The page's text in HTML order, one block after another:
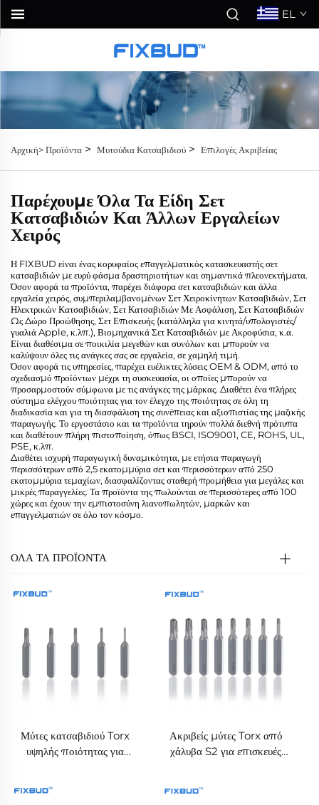
EL
Αρχική>Προϊόντα > Μυτούδια Κατσαβιδιού > Επιλογές Ακριβείας
Παρέχουμε Όλα Τα Είδη Σετ
Κατσαβιδιών Και Άλλων Εργαλείων
Χειρός
Η FIXBUD είναι ένας κορυφαίος επαγγελματικός κατασκευαστής σετ
κατσαβιδιών με ευρύ φάσμα δραστηριοτήτων και σημαντικά πλεονεκτήματα.
Όσον αφορά τα προϊόντα, παρέχει διάφορα σετ κατσαβιδιών και άλλα
εργαλεία χειρός, συμπεριλαμβανομένων Σετ Χειροκίνητων Κατσαβιδιών, Σετ
Ηλεκτρικών Κατσαβιδιών, Σετ Κατσαβιδιών Με Ασφάλιση, Σετ Κατσαβιδιών
Ως Δώρο Προώθησης, Σετ Επισκευής (κατάλληλα για κινητά/υπολογιστές/
γυαλιά Apple, κ.λπ.), Βιομηχανικά Σετ Κατσαβιδιών με Ακροφύσια, κ.α.
Είναι διαθέσιμα σε ποικιλία μεγεθών και συνόλων και μπορούν να
καλύψουν όλες τις ανάγκες σας σε εργαλεία, σε χαμηλή τιμή.
Όσον αφορά τις υπηρεσίες, παρέχει ευέλικτες λύσεις OEM & ODM, από το
σχεδιασμό προϊόντων μέχρι τη συσκευασία, οι οποίες μπορούν να
προσαρμοστούν σύμφωνα με τις ανάγκες της μάρκας. Διαθέτει ένα πλήρες
σύστημα ελέγχου ποιότητας για τον έλεγχο της ποιότητας σε όλη τη
διαδικασία και για τη διασφάλιση της συνέπειας και αξιοπιστίας της μαζικής
παραγωγής. Το εργοστάσιο και τα προϊόντα τηρούν πολλά διεθνή πρότυπα
και διαθέτουν πλήρη πιστοποίηση, όπως BSCI, ISO9001, CE, ROHS, UL,
PSE, κ.λπ.
Διαθέτει ισχυρή παραγωγική δυναμικότητα, με ετήσια παραγωγή
περισσότερων από 2,5 εκατομμύρια σετ και περισσότερων από 250
εκατομμύρια τεμαχίων, διασφαλίζοντας σταθερή προμήθεια για μεγάλες και
μικρές παραγγελίες. Τα προϊόντα της πωλούνται σε περισσότερες από 100
χώρες και έχουν την εμπιστοσύνη λιανοπωλητών, μαρκών και
επαγγελματιών σε όλο τον κόσμο.
ΟΛΑ ΤΑ ΠΡΟΪΟΝΤΑ
Μύτες κατσαβιδιού Torx
υψηλής ποιότητας για
Ακριβείς μύτες Torx από
χάλυβα S2 για επισκευές